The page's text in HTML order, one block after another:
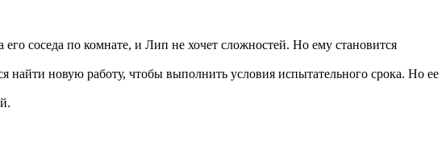
соседа по комнате, и Лип не хочет сложностей. Но ему становится
новую работу, чтобы выполнить условия испытательного срока. Но ее